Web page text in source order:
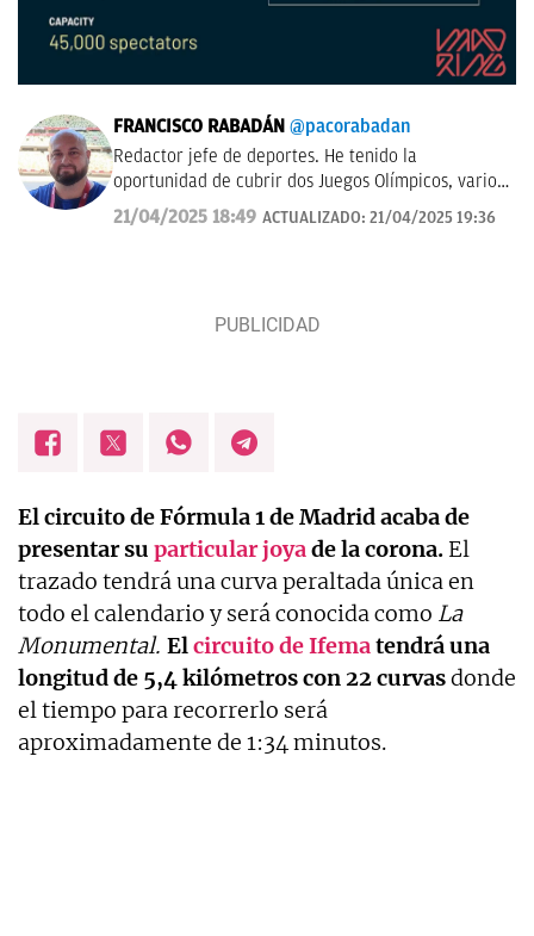
FRANCISCO RABADÁN @pacorabadan
Redactor jefe de deportes. He tenido la
oportunidad de cubrir dos Juegos Olímpicos, varios
Mundiales de distintas disciplinas y algún que otro
All-Star de la NBA con los Gasol. De Córdoba y sin
21/04/2025 18:49 ACTUALIZADO: 21/04/2025 19:36
El circuito de Fórmula 1 de Madrid acaba de
presentar su particular joyade la corona. El
trazado tendrá una curva peraltada única en
todo el calendario y será conocida como La
Monumental. Elcircuito de Ifematendrá una
longitud de 5,4 kilómetros con 22 curvasdonde
el tiempo para recorrerlo será
aproximadamente de 1:34 minutos.